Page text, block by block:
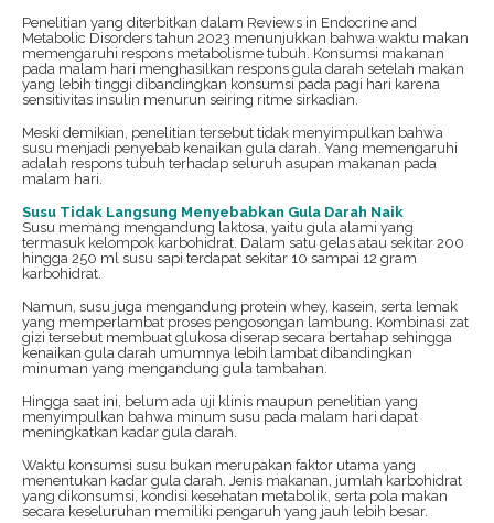
Penelitian yang diterbitkan dalam Reviews in Endocrine and
Metabolic Disorders tahun 2023 menunjukkan bahwa waktu makan
memengaruhi respons metabolisme tubuh. Konsumsi makanan
pada malam hari menghasilkan respons gula darah setelah makan
yang lebih tinggi dibandingkan konsumsi pada pagi hari karena
sensitivitas insulin menurun seiring ritme sirkadian.
Meski demikian, penelitian tersebut tidak menyimpulkan bahwa
susu menjadi penyebab kenaikan gula darah. Yang memengaruhi
adalah respons tubuh terhadap seluruh asupan makanan pada
malam hari.
Susu Tidak Langsung Menyebabkan Gula Darah Naik
Susu memang mengandung laktosa, yaitu gula alami yang
termasuk kelompok karbohidrat. Dalam satu gelas atau sekitar 200
hingga 250 ml susu sapi terdapat sekitar 10 sampai 12 gram
karbohidrat.
Namun, susu juga mengandung protein whey, kasein, serta lemak
yang memperlambat proses pengosongan lambung. Kombinasi zat
gizi tersebut membuat glukosa diserap secara bertahap sehingga
kenaikan gula darah umumnya lebih lambat dibandingkan
minuman yang mengandung gula tambahan.
Hingga saat ini, belum ada uji klinis maupun penelitian yang
menyimpulkan bahwa minum susu pada malam hari dapat
meningkatkan kadar gula darah.
Waktu konsumsi susu bukan merupakan faktor utama yang
menentukan kadar gula darah. Jenis makanan, jumlah karbohidrat
yang dikonsumsi, kondisi kesehatan metabolik, serta pola makan
secara keseluruhan memiliki pengaruh yang jauh lebih besar.